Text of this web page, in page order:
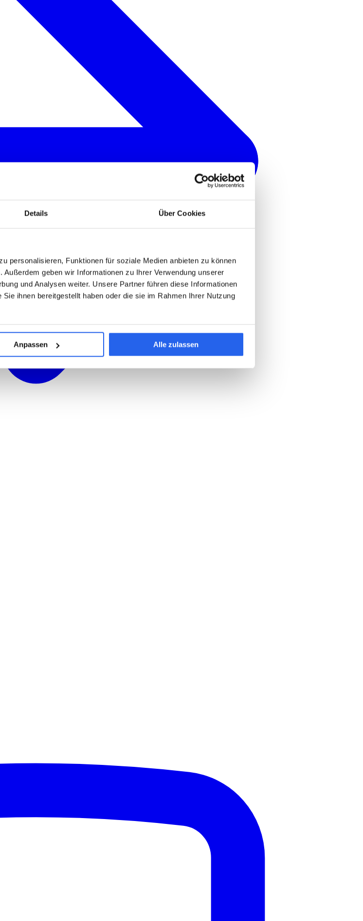
Details Über Cookies
personalisieren, Funktionen für soziale Medien anbieten zu können
geben wir Informationen zu Ihrer Verwendung unserer
und Analysen weiter. Unsere Partner führen diese Informationen
ihnen bereitgestellt haben oder die sie im Rahmen Ihrer Nutzung
Anpassen Alle zulassen